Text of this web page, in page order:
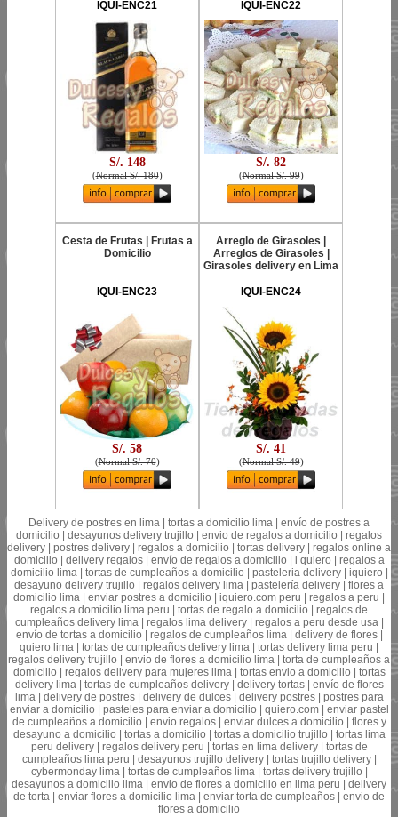
IQUI-ENC21
S/. 148
(Normal S/. 180)
IQUI-ENC22
S/. 82
(Normal S/. 99)
Cesta de Frutas | Frutas a
Domicilio
IQUI-ENC23
S/. 58
(Normal S/. 70)
Arreglo de Girasoles |
Arreglos de Girasoles |
Girasoles delivery en Lima
IQUI-ENC24
S/. 41
(Normal S/. 49)
Delivery de postres en lima | tortas a domicilio lima | envío de postres a
domicilio | desayunos delivery trujillo | envio de regalos a domicilio | regalos
delivery | postres delivery | regalos a domicilio | tortas delivery | regalos online a
domicilio | delivery regalos | envío de regalos a domicilio | i quiero | regalos a
domicilio lima | tortas de cumpleaños a domicilio | pasteleria delivery | iquiero |
desayuno delivery trujillo | regalos delivery lima | pastelería delivery | flores a
domicilio lima | enviar postres a domicilio | iquiero.com peru | regalos a peru |
regalos a domicilio lima peru | tortas de regalo a domicilio | regalos de
cumpleaños delivery lima | regalos lima delivery | regalos a peru desde usa |
envío de tortas a domicilio | regalos de cumpleaños lima | delivery de flores |
quiero lima | tortas de cumpleaños delivery lima | tortas delivery lima peru |
regalos delivery trujillo | envio de flores a domicilio lima | torta de cumpleaños a
domicilio | regalos delivery para mujeres lima | tortas envio a domicilio | tortas
delivery lima | tortas de cumpleaños delivery | delivery tortas | envío de flores
lima | delivery de postres | delivery de dulces | delivery postres | postres para
enviar a domicilio | pasteles para enviar a domicilio | quiero.com | enviar pastel
de cumpleaños a domicilio | envio regalos | enviar dulces a domicilio | flores y
desayuno a domicilio | tortas a domicilio | tortas a domicilio trujillo | tortas lima
peru delivery | regalos delivery peru | tortas en lima delivery | tortas de
cumpleaños lima peru | desayunos trujillo delivery | tortas trujillo delivery |
cybermonday lima | tortas de cumpleaños lima | tortas delivery trujillo |
desayunos a domicilio lima | envio de flores a domicilio en lima peru | delivery
de torta | enviar flores a domicilio lima | enviar torta de cumpleaños | envio de
flores a domicilio